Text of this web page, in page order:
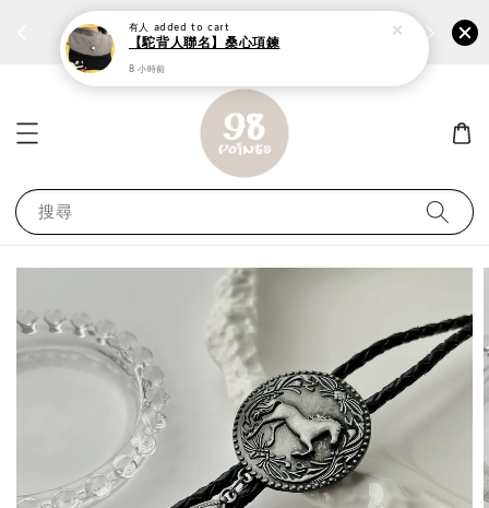
個性鋼戒任兩件1300⚡ 前往選購 ›› 加
搜尋
有人 added to cart
【駝背人聯名】桑心項鍊
8 小時前